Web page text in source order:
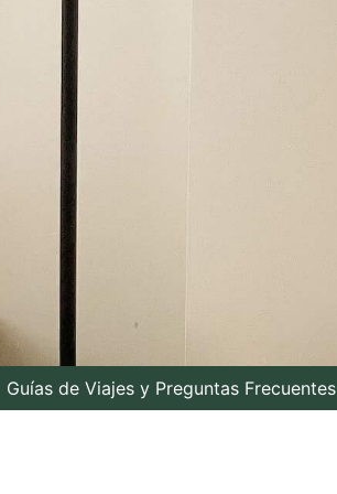
Guías de Viajes y Preguntas Frecuentes